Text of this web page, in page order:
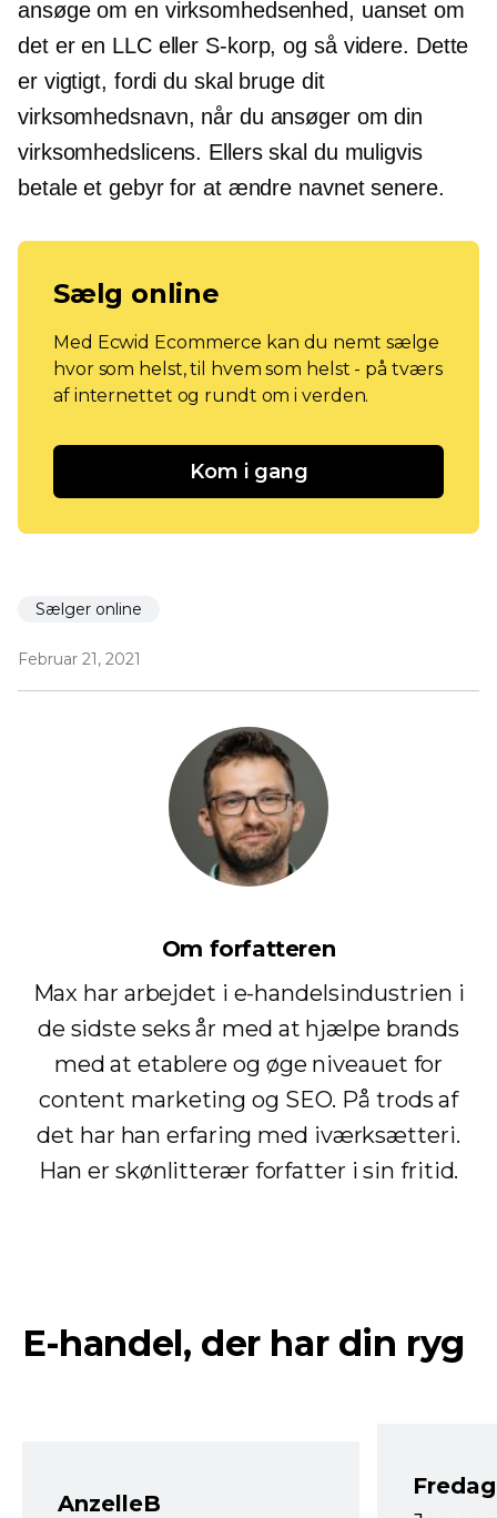
ansøge om en virksomhedsenhed, uanset om
det er en LLC eller S-korp, og så videre. Dette
er vigtigt, fordi du skal bruge dit
virksomhedsnavn, når du ansøger om din
virksomhedslicens. Ellers skal du muligvis
betale et gebyr for at ændre navnet senere.
Sælg online
Med Ecwid Ecommerce kan du nemt sælge
hvor som helst, til hvem som helst - på tværs
af internettet og rundt om i verden.
Kom i gang
Sælger online
Februar 21, 2021
Om forfatteren
Max har arbejdet i e-handelsindustrien i
de sidste seks år med at hjælpe brands
med at etablere og øge niveauet for
content marketing og SEO. På trods af
det har han erfaring med iværksætteri.
Han er skønlitterær forfatter i sin fritid.
E-handel, der har din ryg
AnzelleB